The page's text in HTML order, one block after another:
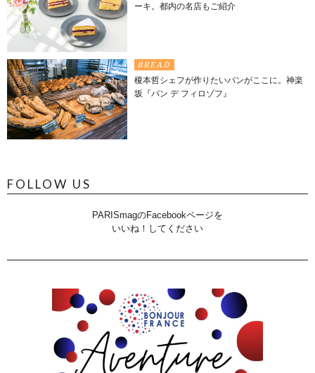
ーキ。都内の名店もご紹介
BREAD
榎本哲シェフが作りたいパンがここに。神楽
坂『パン デ フィロゾフ』
FOLLOW US
PARISmagのFacebookページを
いいね！してください